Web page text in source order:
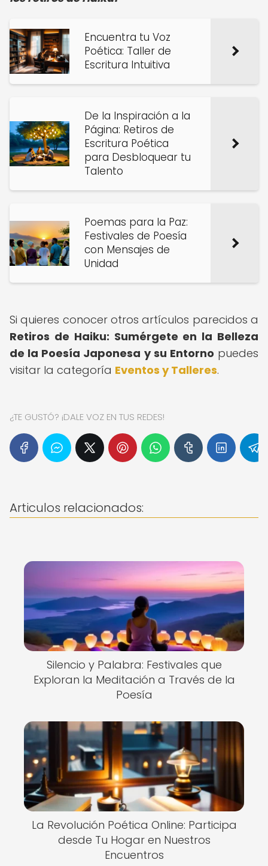
Encuentra tu Voz
Poética: Taller de
Escritura Intuitiva
De la Inspiración a la
Página: Retiros de
Escritura Poética
para Desbloquear tu
Talento
Poemas para la Paz:
Festivales de Poesía
con Mensajes de
Unidad
Si quieres conocer otros artículos parecidos a
Retiros de Haiku: Sumérgete en la Belleza
de la Poesía Japonesa y su Entorno puedes
visitar la categoría Eventos y Talleres.
¿TE GUSTÓ? ¡DALE VOZ EN TUS REDES!
Articulos relacionados:
Silencio y Palabra: Festivales que
Exploran la Meditación a Través de la
Poesía
La Revolución Poética Online: Participa
desde Tu Hogar en Nuestros
Encuentros